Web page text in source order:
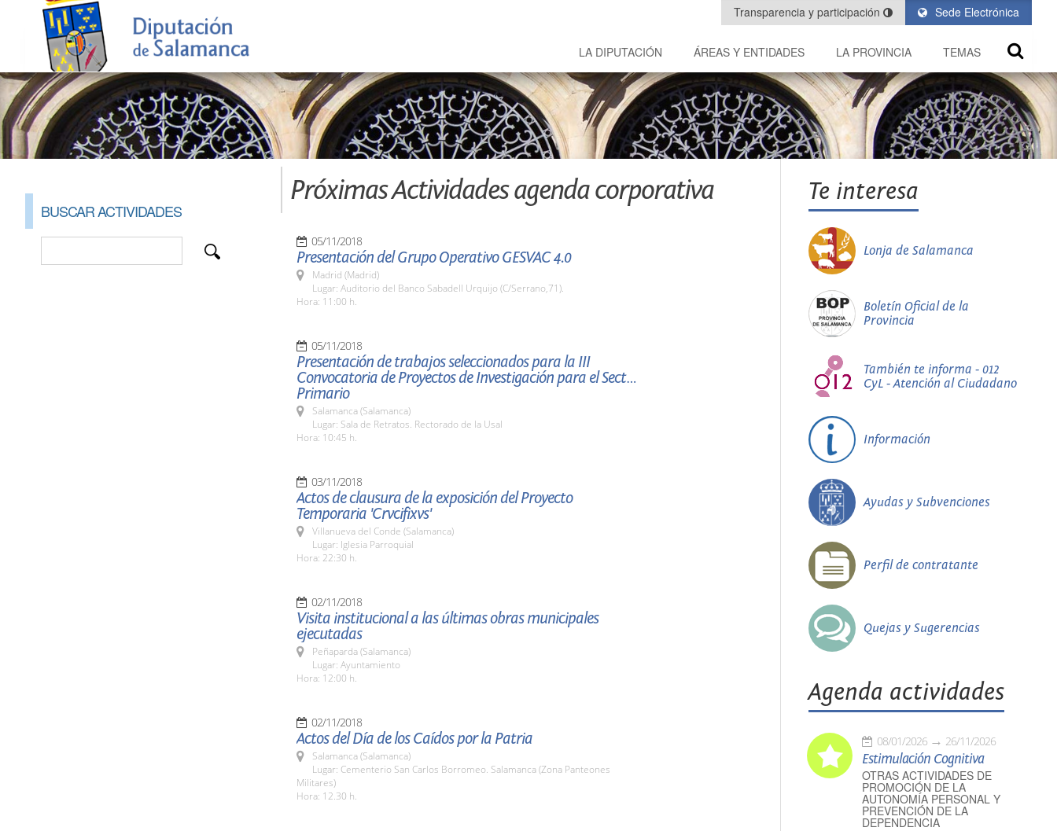
Sede Electrónica
Transparencia y participación
LA DIPUTACIÓN ÁREAS Y ENTIDADES LA PROVINCIA TEMAS
BUSCAR ACTIVIDADES
Próximas Actividades agenda corporativa
05/11/2018
Presentación del Grupo Operativo GESVAC 4.0
Madrid (Madrid)
Lugar: Auditorio del Banco Sabadell Urquijo (C/Serrano,71).
Hora: 11:00 h.
05/11/2018
Presentación de trabajos seleccionados para la III
Convocatoria de Proyectos de Investigación para el Sector
Primario
Salamanca (Salamanca)
Lugar: Sala de Retratos. Rectorado de la Usal
Hora: 10:45 h.
03/11/2018
Actos de clausura de la exposición del Proyecto
Temporaria 'Crvcifixvs'
Villanueva del Conde (Salamanca)
Lugar: Iglesia Parroquial
Hora: 22:30 h.
02/11/2018
Visita institucional a las últimas obras municipales
ejecutadas
Peñaparda (Salamanca)
Lugar: Ayuntamiento
Hora: 12:00 h.
02/11/2018
Actos del Día de los Caídos por la Patria
Salamanca (Salamanca)
Lugar: Cementerio San Carlos Borromeo. Salamanca (Zona Panteones
Militares)
Hora: 12.30 h.
Te interesa
Lonja de Salamanca
Boletín Oficial de la
Provincia
También te informa - 012
CyL - Atención al Ciudadano
Información
Ayudas y Subvenciones
Perfil de contratante
Quejas y Sugerencias
Agenda actividades
08/01/2026 26/11/2026
Estimulación Cognitiva
OTRAS ACTIVIDADES DE
PROMOCIÓN DE LA
AUTONOMÍA PERSONAL Y
PREVENCIÓN DE LA
DEPENDENCIA